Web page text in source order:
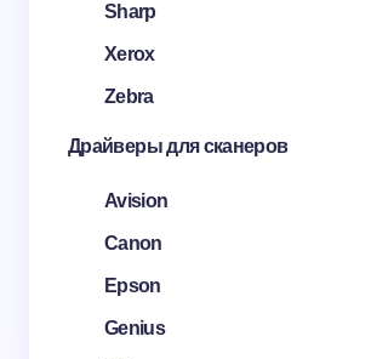
Sharp
Xerox
Zebra
Драйверы для сканеров
Avision
Canon
Epson
Genius